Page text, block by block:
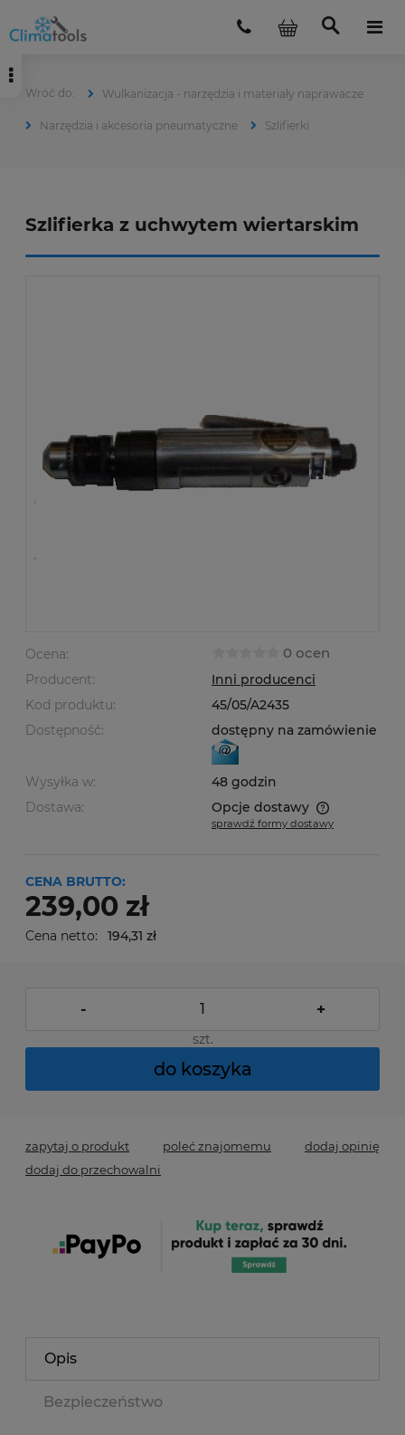
Wulkanizacja - narzędzia i materiały naprawacze
Narzędzia i akcesoria pneumatyczne Szlifierki
Szlifierka z uchwytem wiertarskim
Ocena: 0 ocen
Producent:
Inni producenci
Kod produktu:
45/05/A2435
Dostępność:
dostępny na zamówienie
Wysyłka w:
48 godzin
Dostawa:
Opcje dostawy
Cena nie zawiera ewentualnych kosztów płatności
sprawdź formy dostawy
CENA BRUTTO:
239,00 zł
Cena netto: 194,31 zł
- +
szt.
do koszyka
zapytaj o produkt poleć znajomemu
dodaj opinię
dodaj do przechowalni
Opis
Bezpieczeństwo